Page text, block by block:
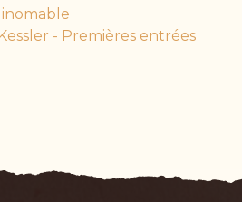
- Premières entrées